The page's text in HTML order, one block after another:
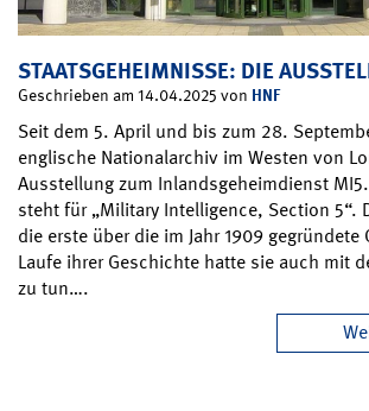
STAATSGEHEIMNISSE: DIE
Geschrieben am 14.04.2025 von HNF
Seit dem 5. April und bis zum 28.
englische Nationalarchiv im Westen von
Ausstellung zum Inlandsgeheimdienst
steht für „Military Intelligence, Section 5“.
die erste über die im Jahr 1909
Laufe ihrer Geschichte hatte sie auch mit
zu tun….